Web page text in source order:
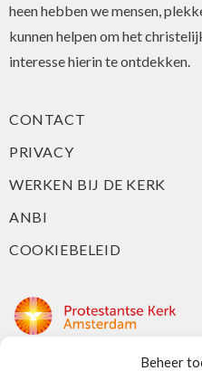
Beheer
heen hebben we mensen,
kunnen helpen om het
interesse hierin te ontdekken.
CONTACT
PRIVACY
WERKEN BIJ DE KERK
ANBI
COOKIEBELEID